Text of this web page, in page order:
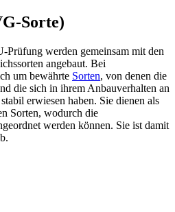
Sorte)
Prüfung werden gemeinsam mit den
angebaut. Bei
um bewährte Sorten, von denen die
die sich in ihrem Anbauverhalten an
erwiesen haben. Sie dienen als
Sorten, wodurch die
werden können. Sie ist damit